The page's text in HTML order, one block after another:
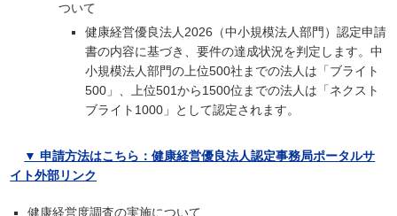
ついて
健康経営優良法人2026（中小規模法人部門）認定申請
書の内容に基づき、要件の達成状況を判定します。中
小規模法人部門の上位500社までの法人は「ブライト
500」、上位501から1500位までの法人は「ネクスト
ブライト1000」として認定されます。
▼ 申請方法はこちら：健康経営優良法人認定事務局ポータルサ
イト外部リンク
健康経営度調査の実施について